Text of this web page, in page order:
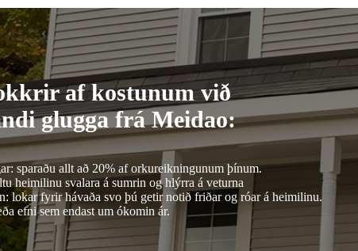
af kostunum við
glugga frá Meidao:
sparaðu allt að 20% af orkureikningunum þínum.
heimilinu svalara á sumrin og hlýrra á veturna
lokar fyrir hávaða svo þú getir notið friðar og róar á heimilinu.
efni sem endast um ókomin ár.